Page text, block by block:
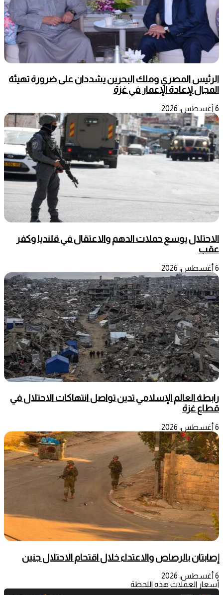
الرئيس المصري وملك البحرين يشددان على ضرورة تهيئة
المجال لإعادة الإعمار في غزة
6 أغسطس، 2026
الاحتلال يوسع حملات الدهم والاعتقال في قلنديا وكفر
عقب
6 أغسطس، 2026
رابطة العالم الإسلامي تدين تواصل انتهاكات الاحتلال في
قطاع غزة
6 أغسطس، 2026
إصابتان بالرصاص والاعتداء خلال اقتحام الاحتلال جنين
6 أغسطس، 2026
أسعار العملات هذه اللحظة